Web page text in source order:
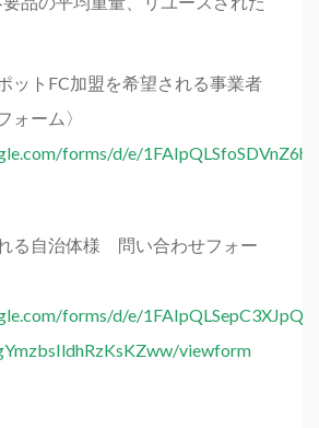
ットFC加盟を希望される事業者
ーム〉
forms/d/e/
れる自治体様 問い合わせフォー
forms/d/e/
viewform